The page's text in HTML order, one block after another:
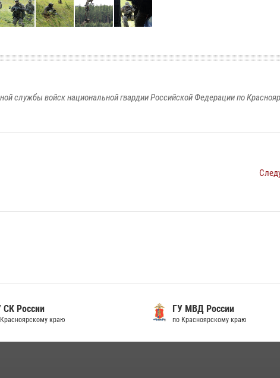
службы войск национальной гвардии Российской Федерации по
СК России
краю
ГУ МВД России
по Красноярскому краю